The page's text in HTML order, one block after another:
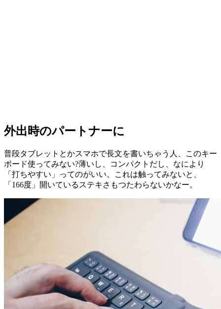
外出時のパートナーに
普段タブレットとかスマホで長文を書いちゃう人、このキー
ボード使ってみない?薄いし、コンパクトだし、なにより
「打ちやすい」ってのがいい。これは触ってみないと、
「166度」開いているステキさもつたわらないかなー。